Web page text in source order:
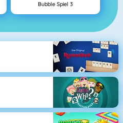
Bubble Spiel 3